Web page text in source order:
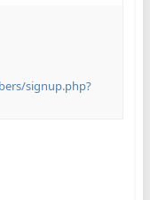
signup.php?